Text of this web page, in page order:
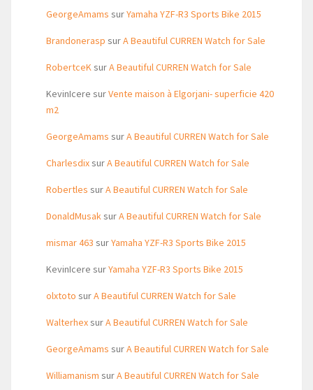
GeorgeAmams surYamaha YZF-R3 Sports Bike 2015
Brandonerasp surA Beautiful CURREN Watch for Sale
RobertceKsurA Beautiful CURREN Watch for Sale
KevinIcere surVente maison à Elgorjani- superficie 420
m2
GeorgeAmams surA Beautiful CURREN Watch for Sale
CharlesdixsurA Beautiful CURREN Watch for Sale
Robertles surA Beautiful CURREN Watch for Sale
DonaldMusaksurA Beautiful CURREN Watch for Sale
mismar 463 surYamaha YZF-R3 Sports Bike 2015
KevinIcere surYamaha YZF-R3 Sports Bike 2015
olxtoto surA Beautiful CURREN Watch for Sale
WalterhexsurA Beautiful CURREN Watch for Sale
GeorgeAmams surA Beautiful CURREN Watch for Sale
Williamanism surA Beautiful CURREN Watch for Sale